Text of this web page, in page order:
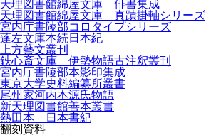
天理図書館綿屋文庫 俳書集成
天理図書館綿屋文庫 真蹟掛軸シリーズ
宮内庁書陵部コロタイプシリーズ
蓬左文庫本続日本紀
上方藝文叢刊
鉄心斎文庫 伊勢物語古注釈叢刊
宮内庁書陵部本影印集成
東京大学史料編纂所叢書
尾州家河内本源氏物語
新天理図書館善本叢書
熱田本 日本書紀
翻刻資料